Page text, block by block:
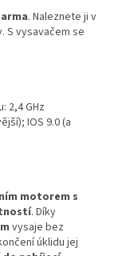
. Naleznete ji v
S vysavačem se
2,4 GHz
IOS 9.0 (a
motorem s
. Díky
vysaje bez
úklidu jej